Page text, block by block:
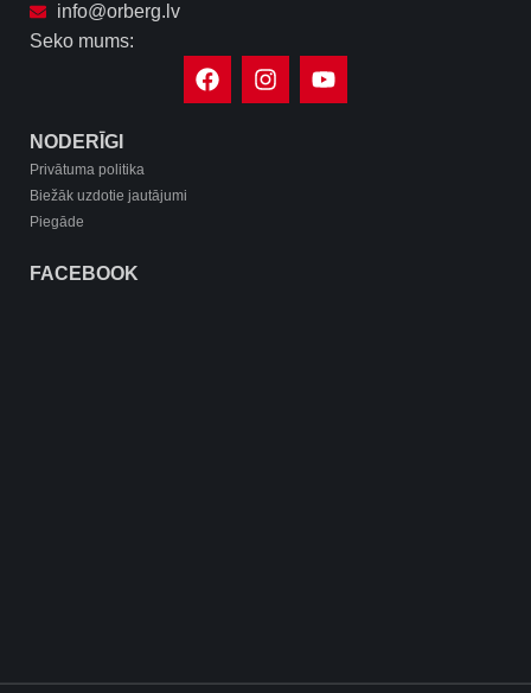
info@orberg.lv
Seko mums:
NODERĪGI
Privātuma politika
Biežāk uzdotie jautājumi
Piegāde
FACEBOOK